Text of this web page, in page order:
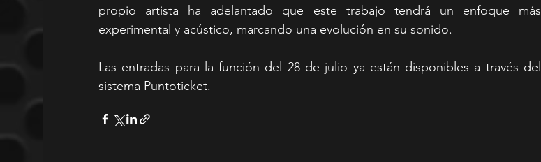
propio artista ha adelantado que este trabajo tendrá un enfoque más
experimental y acústico, marcando una evolución en su sonido.
Las entradas para la función del 28 de julio ya están disponibles a través del
sistema Puntoticket.